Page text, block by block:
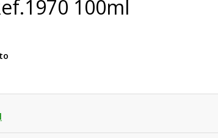
100ml